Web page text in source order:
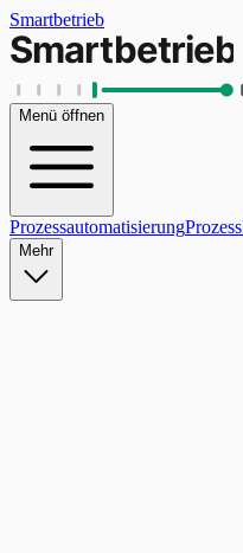
Smartbetrieb
Menü öffnen
Prozessautomatisierung
Mehr